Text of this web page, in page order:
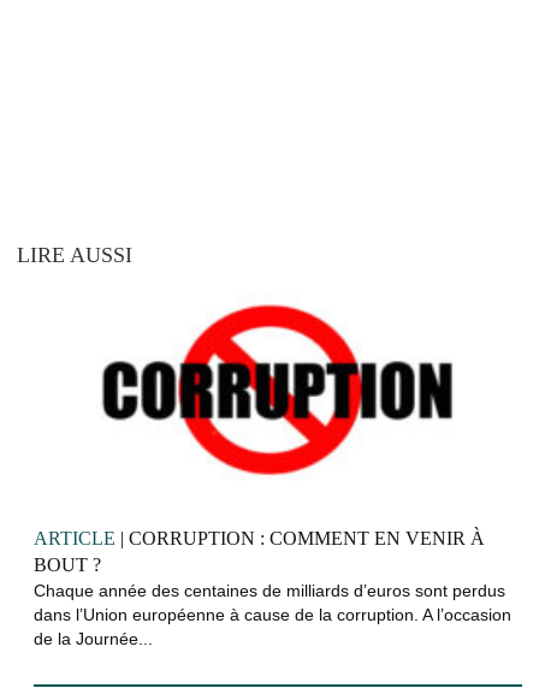
LIRE AUSSI
ARTICLE | CORRUPTION : COMMENT EN VENIR À
BOUT ?
Chaque année des centaines de milliards d’euros sont perdus
dans l’Union européenne à cause de la corruption. A l’occasion
de la Journée...